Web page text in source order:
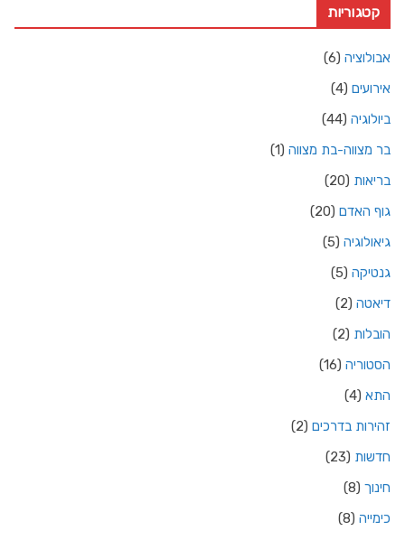
קטגוריות
אבולוציה (6)
אירועים (4)
ביולוגיה (44)
בר מצווה-בת מצווה (1)
בריאות (20)
גוף האדם (20)
גיאולוגיה (5)
גנטיקה (5)
דיאטה (2)
הובלות (2)
הסטוריה (16)
התא (4)
זהירות בדרכים (2)
חדשות (23)
חינוך (8)
כימייה (8)